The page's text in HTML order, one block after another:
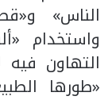
الناس»
واستخدام
التهاون
«طورها